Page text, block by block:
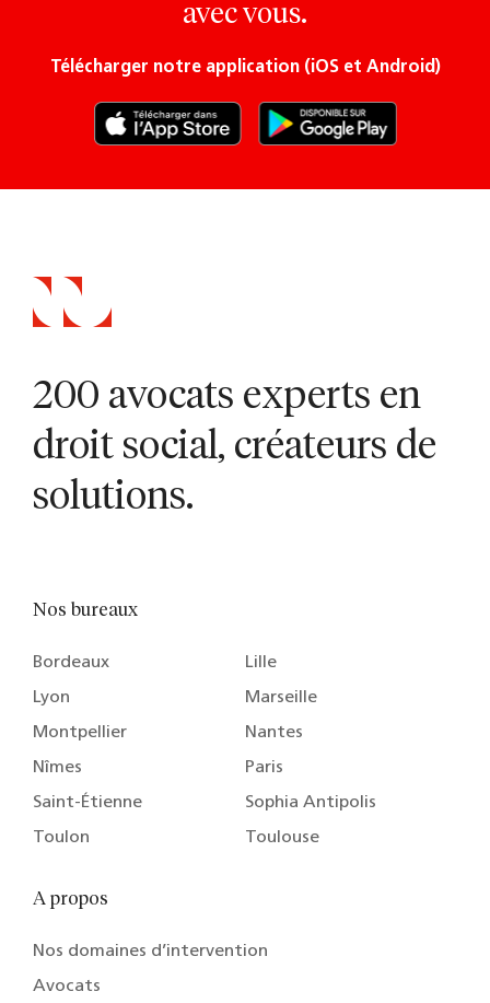
avec vous.
Télécharger notre application (iOS et Android)
200 avocats experts en
droit social, créateurs de
solutions.
Nos bureaux
Bordeaux
Lille
Lyon
Marseille
Montpellier
Nantes
Nîmes
Paris
Saint-Étienne
Sophia Antipolis
Toulon
Toulouse
A propos
Nos domaines d’intervention
Avocats